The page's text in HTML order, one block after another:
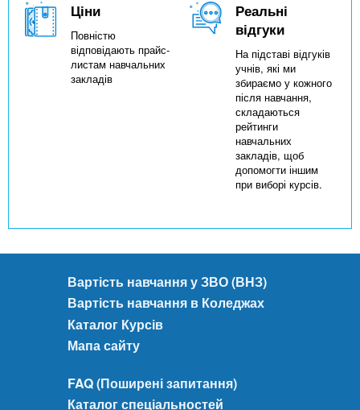
Ціни
Повністю
відповідають прайс-
листам навчальних
закладів
Реальні
відгуки
На підставі відгуків
учнів, які ми
збираємо у кожного
після навчання,
складаються
рейтинги
навчальних
закладів, щоб
допомогти іншим
при виборі курсів.
Вартість навчання у ЗВО (ВНЗ)
Вартість навчання в Коледжах
Каталог Курсів
Мапа сайту
FAQ (Поширені запитання)
Каталог спеціальностей